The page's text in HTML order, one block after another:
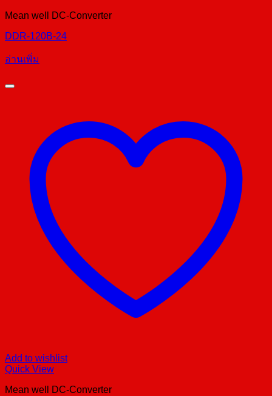
Mean well DC-Converter
DDR-120B-24
อ่านเพิ่ม
Add to wishlist
Quick View
Mean well DC-Converter